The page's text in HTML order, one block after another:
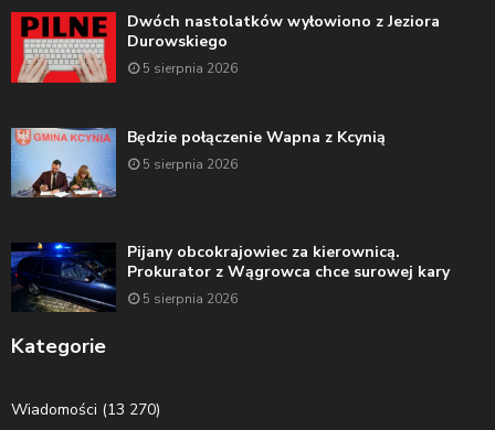
Dwóch nastolatków wyłowiono z Jeziora
Durowskiego
5 sierpnia 2026
Będzie połączenie Wapna z Kcynią
5 sierpnia 2026
Pijany obcokrajowiec za kierownicą.
Prokurator z Wągrowca chce surowej kary
5 sierpnia 2026
Kategorie
Wiadomości (13 270)